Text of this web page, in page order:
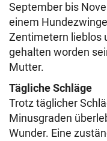
September bis
einem
Zentimetern lieblos
gehalten worden
Mutter.
Tägliche Schläge
Trotz täglicher
Minusgraden
Wunder. Eine